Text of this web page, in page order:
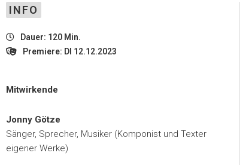
INFO
Dauer: 120 Min.
Premiere: DI 12.12.2023
Mitwirkende
Jonny Götze
Sänger, Sprecher, Musiker (Komponist und Texter
eigener Werke)